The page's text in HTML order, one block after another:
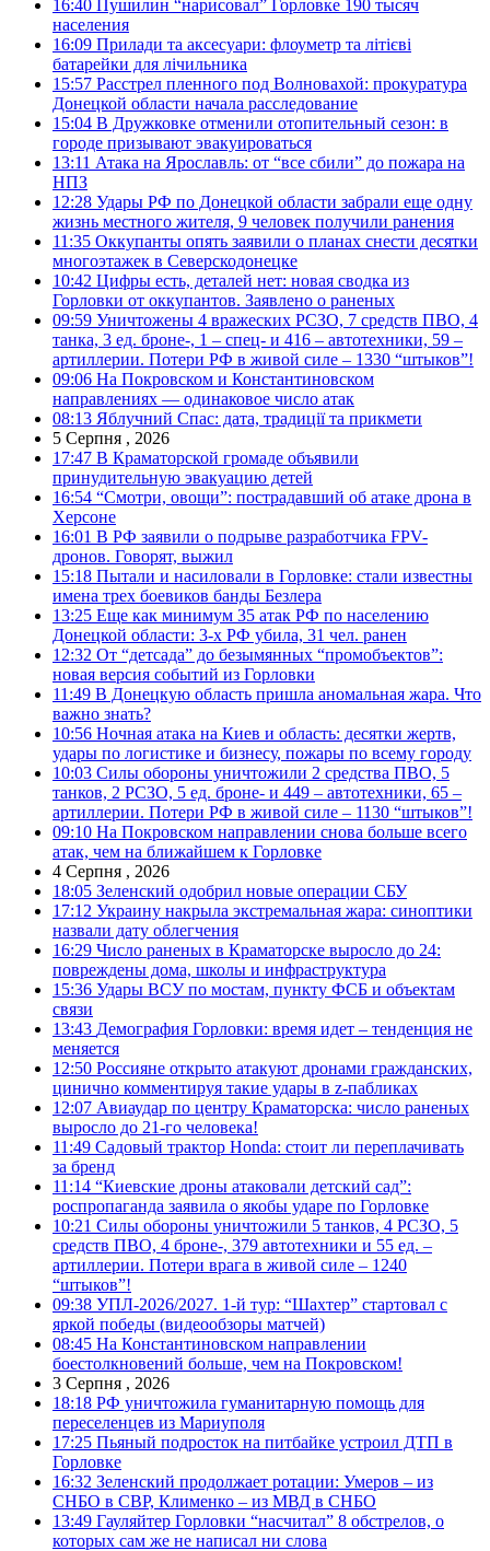
16:40 Пушилин “нарисовал” Горловке 190 тысяч
населения
16:09 Прилади та аксесуари: флоуметр та літієві
батарейки для лічильника
15:57 Расстрел пленного под Волновахой: прокуратура
Донецкой области начала расследование
15:04 В Дружковке отменили отопительный сезон: в
городе призывают эвакуироваться
13:11 Атака на Ярославль: от “все сбили” до пожара на
НПЗ
12:28 Удары РФ по Донецкой области забрали еще одну
жизнь местного жителя, 9 человек получили ранения
11:35 Оккупанты опять заявили о планах снести десятки
многоэтажек в Северскодонецке
10:42 Цифры есть, деталей нет: новая сводка из
Горловки от оккупантов. Заявлено о раненых
09:59 Уничтожены 4 вражеских РСЗО, 7 средств ПВО, 4
танка, 3 ед. броне-, 1 – спец- и 416 – автотехники, 59 –
артиллерии. Потери РФ в живой силе – 1330 “штыков”!
09:06 На Покровском и Константиновском
направлениях — одинаковое число атак
08:13 Яблучний Спас: дата, традиції та прикмети
5 Серпня , 2026
17:47 В Краматорской громаде объявили
принудительную эвакуацию детей
16:54 “Смотри, овощи”: пострадавший об атаке дрона в
Херсоне
16:01 В РФ заявили о подрыве разработчика FPV-
дронов. Говорят, выжил
15:18 Пытали и насиловали в Горловке: стали известны
имена трех боевиков банды Безлера
13:25 Еще как минимум 35 атак РФ по населению
Донецкой области: 3-х РФ убила, 31 чел. ранен
12:32 От “детсада” до безымянных “промобъектов”:
новая версия событий из Горловки
11:49 В Донецкую область пришла аномальная жара. Что
важно знать?
10:56 Ночная атака на Киев и область: десятки жертв,
удары по логистике и бизнесу, пожары по всему городу
10:03 Силы обороны уничтожили 2 средства ПВО, 5
танков, 2 РСЗО, 5 ед. броне- и 449 – автотехники, 65 –
артиллерии. Потери РФ в живой силе – 1130 “штыков”!
09:10 На Покровском направлении снова больше всего
атак, чем на ближайшем к Горловке
4 Серпня , 2026
18:05 Зеленский одобрил новые операции СБУ
17:12 Украину накрыла экстремальная жара: синоптики
назвали дату облегчения
16:29 Число раненых в Краматорске выросло до 24:
повреждены дома, школы и инфраструктура
15:36 Удары ВСУ по мостам, пункту ФСБ и объектам
связи
13:43 Демография Горловки: время идет – тенденция не
меняется
12:50 Россияне открыто атакуют дронами гражданских,
цинично комментируя такие удары в z-пабликах
12:07 Авиаудар по центру Краматорска: число раненых
выросло до 21-го человека!
11:49 Садовый трактор Honda: стоит ли переплачивать
за бренд
11:14 “Киевские дроны атаковали детский сад”:
роспропаганда заявила о якобы ударе по Горловке
10:21 Силы обороны уничтожили 5 танков, 4 РСЗО, 5
средств ПВО, 4 броне-, 379 автотехники и 55 ед. –
артиллерии. Потери врага в живой силе – 1240
“штыков”!
09:38 УПЛ-2026/2027. 1-й тур: “Шахтер” стартовал с
яркой победы (видеообзоры матчей)
08:45 На Константиновском направлении
боестолкновений больше, чем на Покровском!
3 Серпня , 2026
18:18 РФ уничтожила гуманитарную помощь для
переселенцев из Мариуполя
17:25 Пьяный подросток на питбайке устроил ДТП в
Горловке
16:32 Зеленский продолжает ротации: Умеров – из
СНБО в СВР, Клименко – из МВД в СНБО
13:49 Гауляйтер Горловки “насчитал” 8 обстрелов, о
которых сам же не написал ни слова